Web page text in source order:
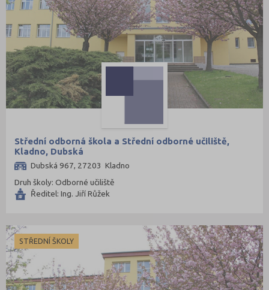
Střední odborná škola a Střední odborné učiliště,
Kladno, Dubská
Dubská 967, 27203 Kladno
Druh školy: Odborné učiliště
Ředitel: Ing. Jiří Růžek
STŘEDNÍ ŠKOLY